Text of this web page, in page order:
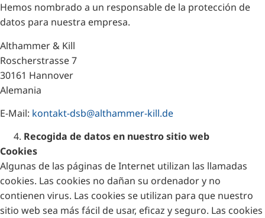
Hemos nombrado a un responsable de la protección de
datos para nuestra empresa.
Althammer & Kill
Roscherstrasse 7
30161 Hannover
Alemania
E-Mail: kontakt-dsb@althammer-kill.de
Recogida de datos en nuestro sitio web
Cookies
Algunas de las páginas de Internet utilizan las llamadas
cookies. Las cookies no dañan su ordenador y no
contienen virus. Las cookies se utilizan para que nuestro
sitio web sea más fácil de usar, eficaz y seguro. Las cookies